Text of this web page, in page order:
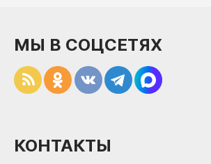
МЫ В СОЦСЕТЯХ
КОНТАКТЫ